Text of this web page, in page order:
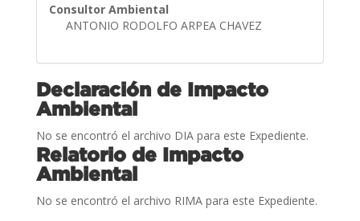
Consultor Ambiental
ANTONIO RODOLFO ARPEA CHAVEZ
Declaración de Impacto
Ambiental
No se encontró el archivo DIA para este Expediente.
Relatorio de Impacto
Ambiental
No se encontró el archivo RIMA para este Expediente.